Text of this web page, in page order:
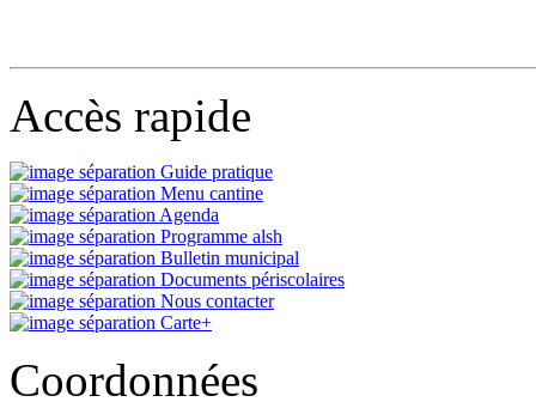
Accès rapide
Guide pratique
Menu cantine
Agenda
Programme alsh
Bulletin municipal
Documents périscolaires
Nous contacter
Carte+
Coordonnées